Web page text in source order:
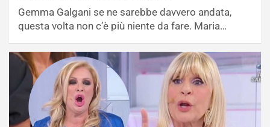
Gemma Galgani se ne sarebbe davvero andata,
questa volta non c’è più niente da fare. Maria…